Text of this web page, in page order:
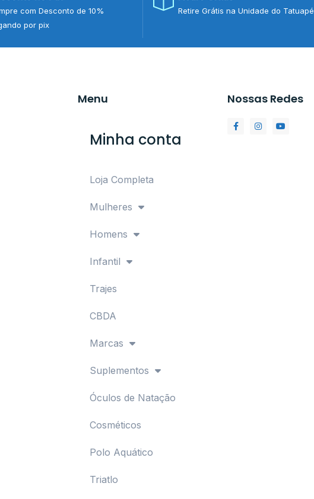
com Desconto de 10%
por pix
Retire Grátis na Unidade do Tatuapé
Menu
Minha conta
Loja Completa
Mulheres
Homens
Infantil
Trajes
CBDA
Marcas
Suplementos
Óculos de Natação
Cosméticos
Polo Aquático
Triatlo
Nossas Redes